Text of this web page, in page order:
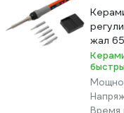
жал
Время